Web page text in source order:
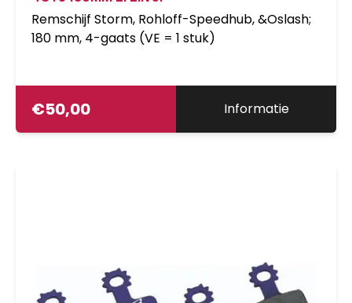
Remschijf Storm, Rohloff-Speedhub, &Oslash;
180 mm, 4-gaats (VE = 1 stuk)
€50,00 Informatie